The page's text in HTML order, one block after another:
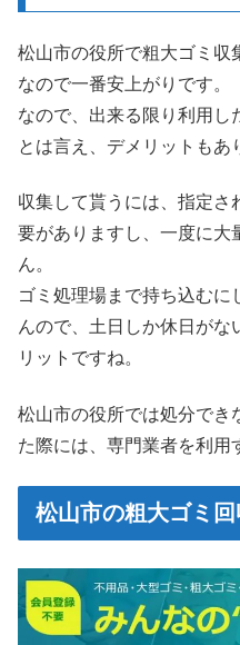
松山市の役所で粗大ゴミ収
なので一番安上がりです。
なので、出来る限り利用し
とは言え、デメリットもあ
収集して貰うには、指定さ
要がありますし、一度に大
ん。
ゴミ処理場まで持ち込む
んので、土日しか休日がな
リットですね。
松山市の役所では処分でき
た際には、専門業者を利用
松山市の粗大ゴミ